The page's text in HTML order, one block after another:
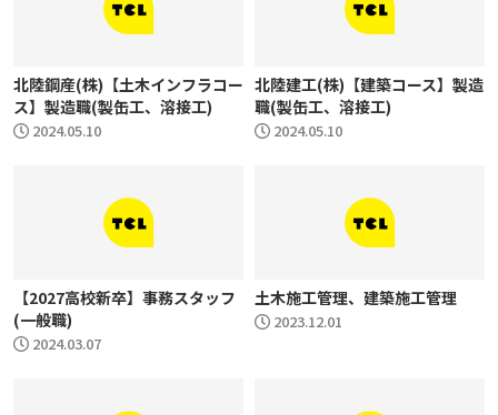
北陸鋼産(株)【土木インフラコー
ス】製造職(製缶工、溶接工)
2024.05.10
北陸建工(株)【建築コース】製造
職(製缶工、溶接工)
2024.05.10
【2027高校新卒】事務スタッフ
(一般職)
2024.03.07
土木施工管理、建築施工管理
2023.12.01